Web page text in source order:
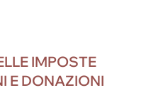
e
st
gr
a
s
A
IMPOSTE
E DONAZIONI